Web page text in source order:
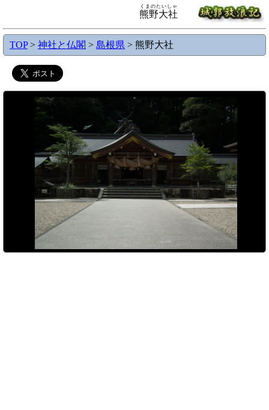
熊野大社
くまのたいしゃ
TOP> 神社と仏閣 > 島根県 > 熊野大社